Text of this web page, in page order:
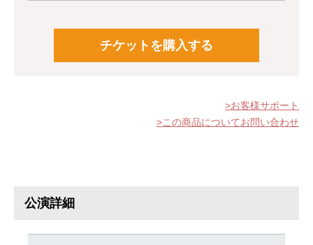
チケットを購入する
お客様サポート
この商品についてお問い合わせ
公演詳細